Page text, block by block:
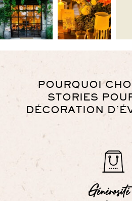
POURQUOI
STORIES
DÉCORATION
Générosité